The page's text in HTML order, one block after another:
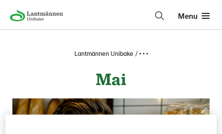
Menu
Lantmännen Unibake • • •
Mai